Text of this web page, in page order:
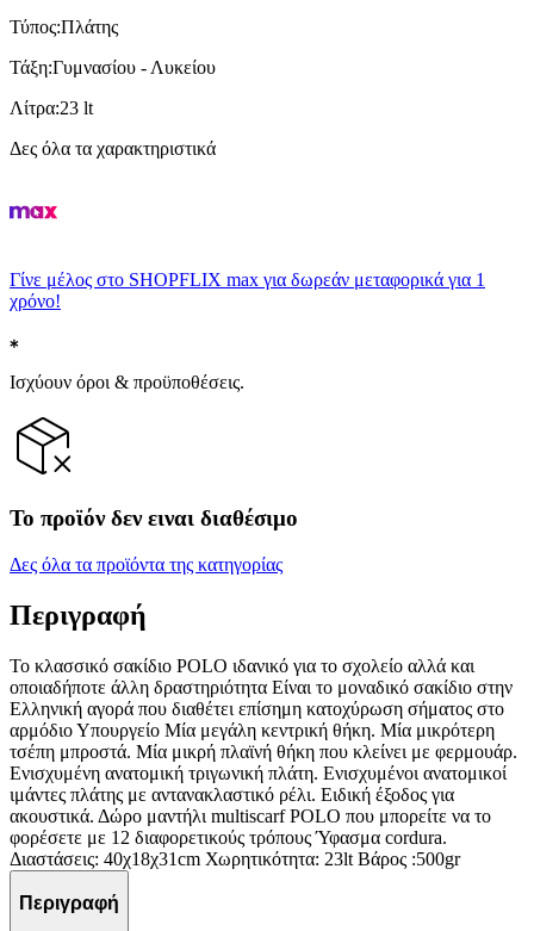
Τύπος:Πλάτης
Τάξη:Γυμνασίου - Λυκείου
Λίτρα:23 lt
Δες όλα τα χαρακτηριστικά
Γίνε μέλος στο SHOPFLIX max για δωρεάν μεταφορικά για 1
χρόνο!
Ισχύουν όροι & προϋποθέσεις.
Το προϊόν δεν ειναι διαθέσιμο
Δες όλα τα προϊόντα της κατηγορίας
Περιγραφή
Το κλασσικό σακίδιο POLO ιδανικό για το σχολείο αλλά και
οποιαδήποτε άλλη δραστηριότητα Είναι το μοναδικό σακίδιο στην
Ελληνική αγορά που διαθέτει επίσημη κατοχύρωση σήματος στο
αρμόδιο Υπουργείο Μία μεγάλη κεντρική θήκη. Μία μικρότερη
τσέπη μπροστά. Μία μικρή πλαϊνή θήκη που κλείνει με φερμουάρ.
Ενισχυμένη ανατομική τριγωνική πλάτη. Ενισχυμένοι ανατομικοί
ιμάντες πλάτης με αντανακλαστικό ρέλι. Ειδική έξοδος για
ακουστικά. Δώρο μαντήλι multiscarf POLO που μπορείτε να το
φορέσετε με 12 διαφορετικούς τρόπους Ύφασμα cordura.
Διαστάσεις: 40χ18χ31cm Χωρητικότητα: 23lt Βάρος :500gr
Περιγραφή